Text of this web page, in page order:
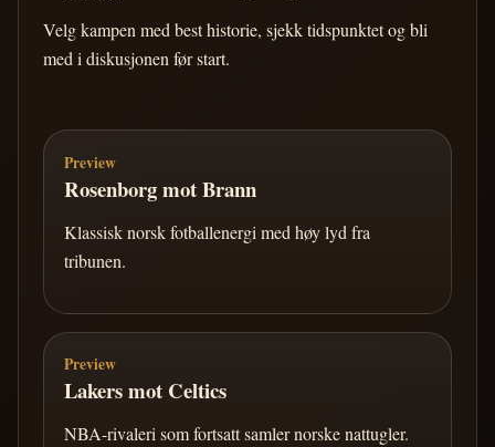
Velg kampen med best historie, sjekk tidspunktet og bli
med i diskusjonen før start.
Preview
Rosenborg mot Brann
Klassisk norsk fotballenergi med høy lyd fra
tribunen.
Preview
Lakers mot Celtics
NBA-rivaleri som fortsatt samler norske nattugler.